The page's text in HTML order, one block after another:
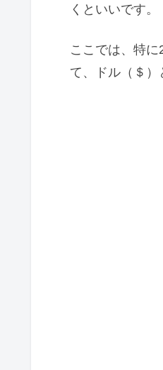
くといいです。
ここでは、特
て、ドル（＄）